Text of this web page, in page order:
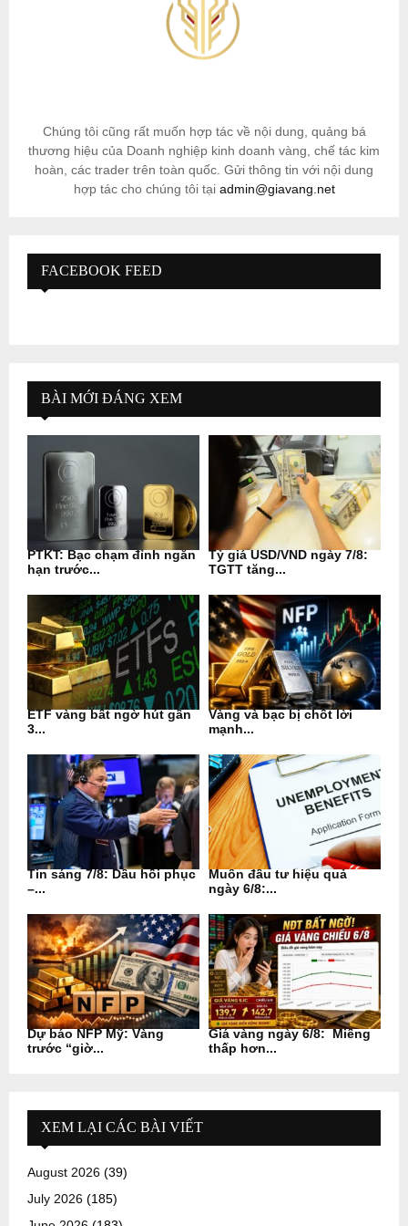
Chúng tôi cũng rất muốn hợp tác về nội dung, quảng bá
thương hiệu của Doanh nghiệp kinh doanh vàng, chế tác kim
hoàn, các trader trên toàn quốc. Gửi thông tin với nội dung
hợp tác cho chúng tôi tại admin@giavang.net
FACEBOOK FEED
BÀI MỚI ĐÁNG XEM
PTKT: Bạc chạm đỉnh ngắn
hạn trước...
Tỷ giá USD/VND ngày 7/8:
TGTT tăng...
ETF vàng bất ngờ hút gần
3...
Vàng và bạc bị chốt lời
mạnh...
Tin sáng 7/8: Dầu hồi phục
–...
Muốn đầu tư hiệu quả
ngày 6/8:...
Dự báo NFP Mỹ: Vàng
trước “giờ...
Giá vàng ngày 6/8: Miếng
thấp hơn...
XEM LẠI CÁC BÀI VIẾT
August 2026 (39)
July 2026 (185)